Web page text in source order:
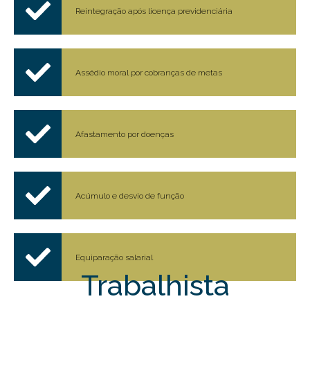
Trabalhista
Reintegração após licença previdenciária
Assédio moral por cobranças de metas
Afastamento por doenças
Acúmulo e desvio de função
Equiparação salarial